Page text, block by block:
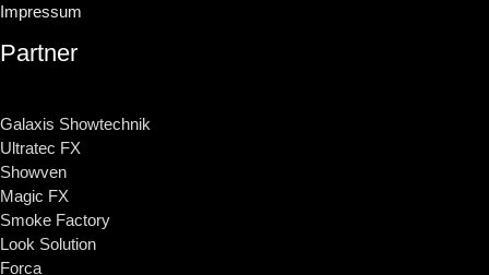
Impressum
Partner
Galaxis Showtechnik
Ultratec FX
Showven
Magic FX
Smoke Factory
Look Solution
Forca